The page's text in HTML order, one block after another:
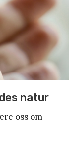
natur
oss om